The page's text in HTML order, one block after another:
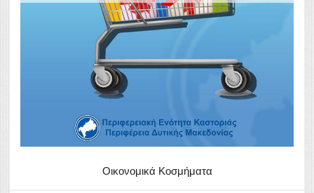
Οικονομικά Κοσμήματα